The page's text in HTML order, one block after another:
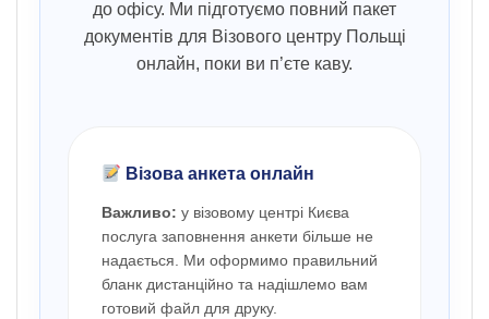
до офісу. Ми підготуємо повний пакет
документів для Візового центру Польщі
онлайн, поки ви п’єте каву.
Візова анкета онлайн
Важливо: у візовому центрі Києва
послуга заповнення анкети більше не
надається. Ми оформимо правильний
бланк дистанційно та надішлемо вам
готовий файл для друку.